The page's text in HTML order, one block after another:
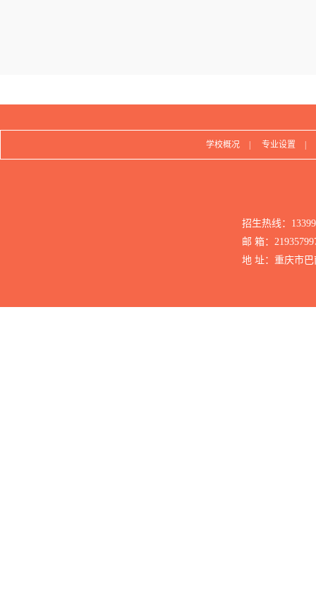
学校概况 专业设置
招生热线：
邮 箱：
地 址：重庆市